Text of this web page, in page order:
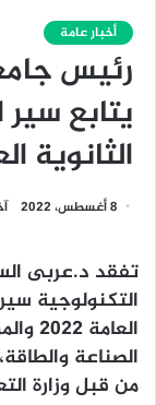
أخبار عامة
رئيس
يتابع
الثانوية
8 أغسطس، 2022
تفقد د.عربى
التكنولوجية
الصناعة
من قبل وزارة